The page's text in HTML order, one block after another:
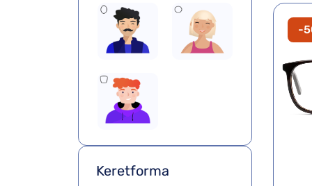
Keretforma
-